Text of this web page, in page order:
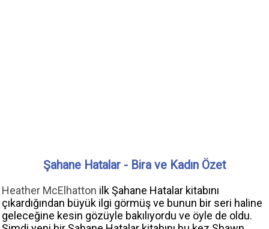
Şahane Hatalar - Bira ve Kadın Özet
Heather McElhatton ilk Şahane Hatalar kitabını
çıkardığından büyük ilgi görmüş ve bunun bir seri haline
geleceğine kesin gözüyle bakılıyordu ve öyle de oldu.